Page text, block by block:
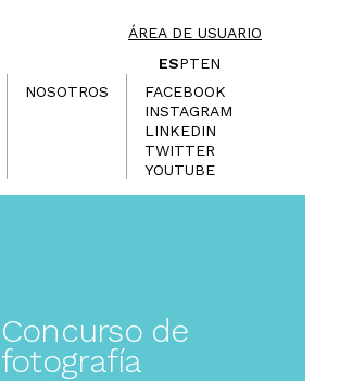
ÁREA DE USUARIO
ESPTEN
NOSOTROS
FACEBOOK
INSTAGRAM
LINKEDIN
TWITTER
YOUTUBE
Concurso de
fotografía